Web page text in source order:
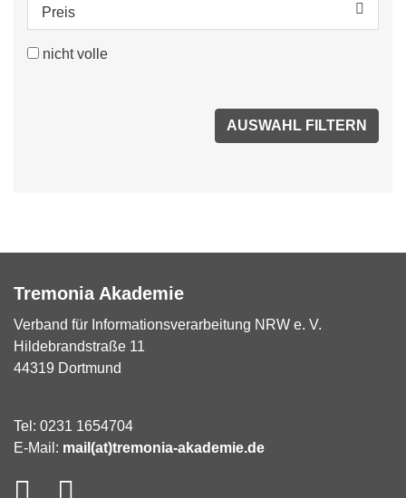
Preis
nicht volle
Tremonia Akademie
Verband für Informationsverarbeitung NRW e. V.
Hildebrandstraße 11
44319 Dortmund
Tel: 0231 1654704
E-Mail: mail(at)tremonia-akademie.de